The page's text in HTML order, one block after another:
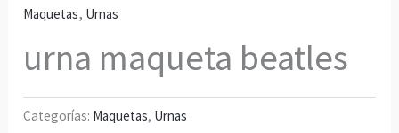
Maquetas, Urnas
urna maqueta beatles
Categorías: Maquetas, Urnas